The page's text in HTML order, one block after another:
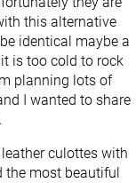
this alternative
identical maybe a
is too cold to rock
planning lots of
I wanted to share
culottes with
the most beautiful